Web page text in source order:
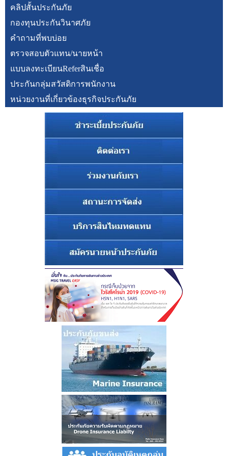
คลิปสั้นประกันภัย
กองทุนประกันวินาศภัย
คำถามที่พบบ่อย
ตรวจสอบตัวแทน/นายหน้า
แบบลงทะเบียนReferสินเชื่อ
ประกันกลุ่มสวัสดิการพนักงาน
หน่วยงานที่เกี่ยวข้องธุรกิจประกันภัย